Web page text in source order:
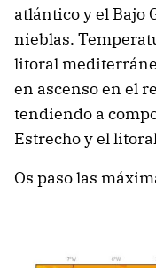
atlántico y el Bajo
nieblas.
litoral
en ascenso en el
tendiendo a
Estrecho y el
Os paso las